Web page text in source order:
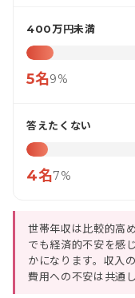
400万円未満
5名9%
答えたくない
4名7%
世帯年収は比較的高
でも経済的不安を感
かになります。収入
費用への不安は共通